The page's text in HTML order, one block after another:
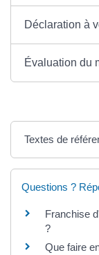
Déclaration à
Évaluation du
Textes de
Questions ?
Franchise
?
Que faire